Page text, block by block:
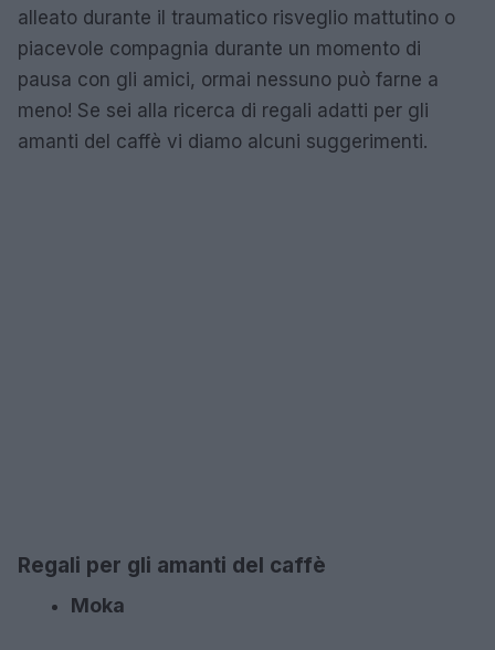
alleato durante il traumatico risveglio mattutino o
piacevole compagnia durante un momento di
pausa con gli amici, ormai nessuno può farne a
meno! Se sei alla ricerca di regali adatti per gli
amanti del caffè vi diamo alcuni suggerimenti.
Regali per gli amanti del caffè
Moka